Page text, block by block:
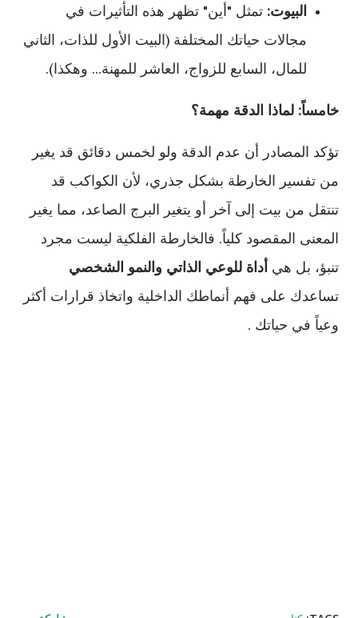
البيوت: تمثل "أين" تظهر هذه التأثيرات في
مجالات حياتك المختلفة (البيت الأول للذات، الثاني
للمال، السابع للزواج، العاشر للمهنة... وهكذا).
خامساً: لماذا الدقة مهمة؟
تؤكد المصادر أن عدم الدقة ولو لخمس دقائق قد يغير
من تفسير الخارطة بشكل جذري، لأن الكواكب قد
تنتقل من بيت إلى آخر أو يتغير البرج الصاعد، مما يغير
المعنى المقصود كلياً. فالخارطة الفلكية ليست مجرد
تنبؤ، بل هي أداة للوعي الذاتي والنمو الشخصي
تساعدك على فهم أنماطك الداخلية واتخاذ قرارات أكثر
وعياً في حياتك .